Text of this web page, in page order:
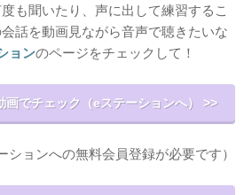
も聞いたり、声に出して練習するこ
話を動画見ながら音声で聴きたいな
ョンのページをチェックして！
画でチェック（eステーションへ） >>
ションへの無料会員登録が必要です）